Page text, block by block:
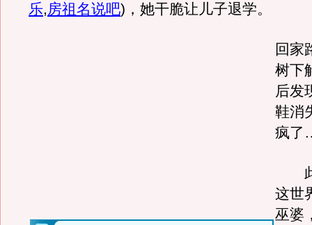
乐,房祖名说吧) ，她干脆让儿子退学。
回家
树下
后发
鞋消
疯
此
这世
巫婆